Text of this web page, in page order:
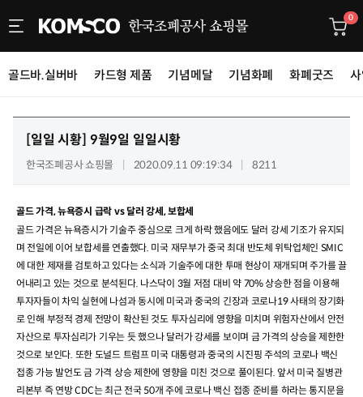
0
골드바.실버바 카드형 제품 기념메달 기념화폐 화폐굿즈
[일일 시황] 9월9일 일일시황
한국조폐공사 쇼핑몰 2020.09.11 09:19:34 8211
골드 가격, 뉴욕증시 급락 vs 달러 강세, 보합세
골드 가격은 뉴욕증시가 기술주 중심으로 크게 하락 했음에도 달러 강세 기조가 유지되
며 전일에 이어 보합세를 연출했다. 미국 재무부가 중국 최대 반도체 위탁업체인 SMIC
에 대한 제재를 검토하고 있다는 소식과 기술주에 대한 투매 현상이 재개되며 주가를 끌
어내리고 있는 것으로 분석된다. 나스닥이 3월 저점 대비 약70%상승한 점을 이용해
투자자들이 차익 실현에 나섬과 동시에 미국과 중국의 긴장과 코로나19사태의 장기화
로 인해 부정적 경제 전망이 확산된 것도 투자심리에 영향을 미치며 위험자산에서 안전
자산으로 투자심리가 기우는 듯 했으나 달러가 강세를 보이며 금 가격의 상승을 제한한
것으로 보인다 또한 도널드 트럼프 미국 대통령과 중국의 시진핑 주석의 코로나 백신
접종 가능 발언도 금 가격 상승 제한에 영향을 미친 것으로 풀이된다.앞서 미국 질병관
리본부 즉 연방CDC는 최근 전국50개 주에 코로나 백신 접종 준비를 하라는 통지문을